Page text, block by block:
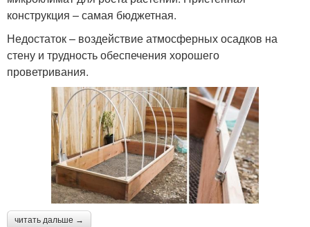
конструкция – самая бюджетная.
Недостаток – воздействие атмосферных осадков на
стену и трудность обеспечения хорошего
проветривания.
читать дальше →